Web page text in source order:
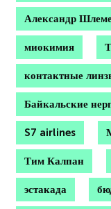
Александр
миокимия
контактные
Байкальские
S7 airlines
Тим Калпан
эстакада